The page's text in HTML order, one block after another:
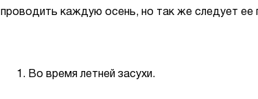
проводить каждую осень, но так же следует ее
Во время летней засухи.